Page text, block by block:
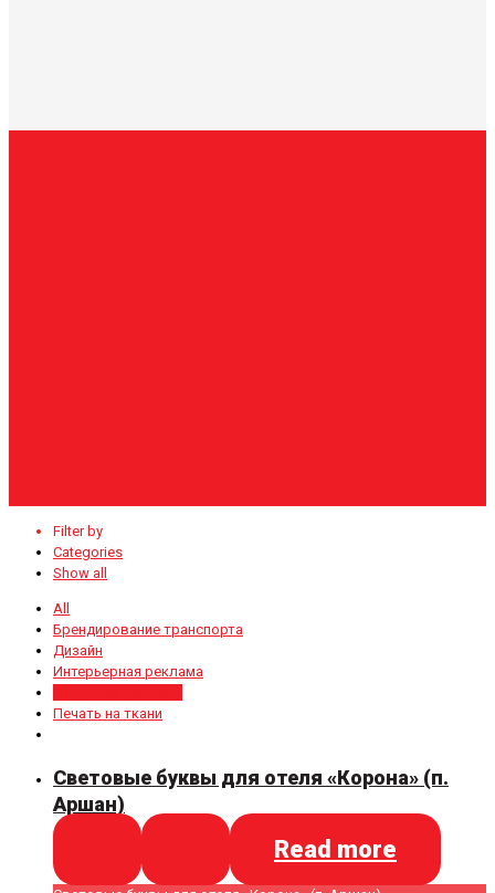
Filter by
Categories
Show all
All
Брендирование транспорта
Дизайн
Интерьерная реклама
Печать на ткани
Световые буквы для отеля «Корона» (п.
Аршан)
Read more